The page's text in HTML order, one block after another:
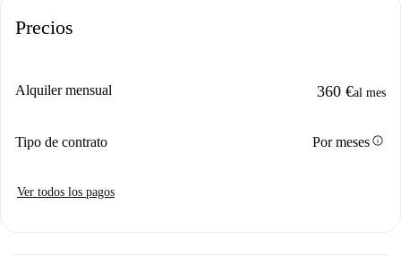
Precios
Alquiler mensual 360 €al mes
Tipo de contrato Por mesesinfo
Ver todos los pagos